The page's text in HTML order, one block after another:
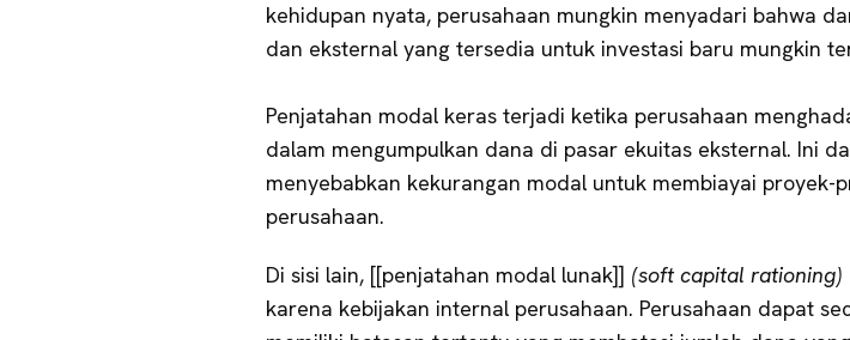
kehidupan nyata, perusahaan mungkin menyadari bahwa
dan eksternal yang tersedia untuk investasi baru mungkin
Penjatahan modal keras terjadi ketika perusahaan
dalam mengumpulkan dana di pasar ekuitas eksternal. Ini
menyebabkan kekurangan modal untuk membiayai proyek-
perusahaan.
Di sisi lain, [[penjatahan modal lunak]] (soft capital rationing)
karena kebijakan internal perusahaan. Perusahaan dapat